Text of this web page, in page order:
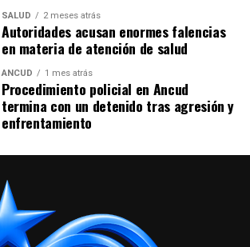
SALUD 2 meses atrás
Autoridades acusan enormes falencias
en materia de atención de salud
ANCUD 1 mes atrás
Procedimiento policial en Ancud
termina con un detenido tras agresión y
enfrentamiento